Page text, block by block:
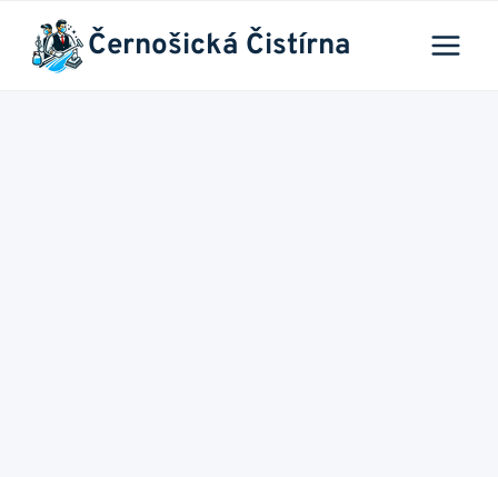
Přeskočit
obsah
Černošická Čistírna